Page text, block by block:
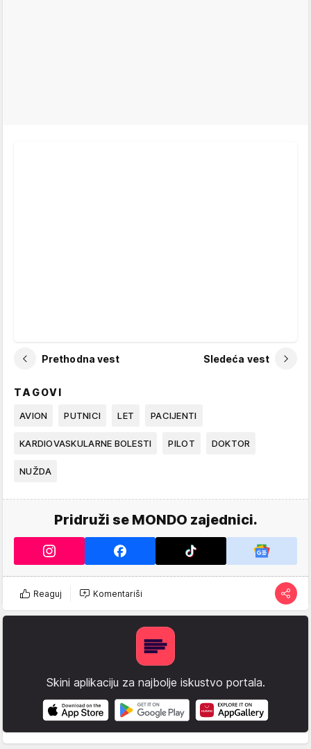
Prethodna vest Sledeća vest
TAGOVI
AVION PUTNICI LET PACIJENTI
KARDIOVASKULARNE BOLESTI PILOT DOKTOR
NUŽDA
Pridruži se MONDO zajednici.
Reaguj Komentariši
Skini aplikaciju za najbolje iskustvo portala.